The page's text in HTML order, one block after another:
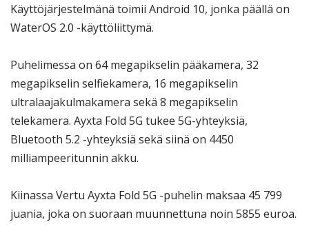
Käyttöjärjestelmänä toimii Android 10, jonka päällä on
WaterOS 2.0 -käyttöliittymä.
Puhelimessa on 64 megapikselin pääkamera, 32
megapikselin selfiekamera, 16 megapikselin
ultralaajakulmakamera sekä 8 megapikselin
telekamera. Ayxta Fold 5G tukee 5G-yhteyksiä,
Bluetooth 5.2 -yhteyksiä sekä siinä on 4450
milliampeeritunnin akku.
Kiinassa Vertu Ayxta Fold 5G -puhelin maksaa 45 799
juania, joka on suoraan muunnettuna noin 5855 euroa.